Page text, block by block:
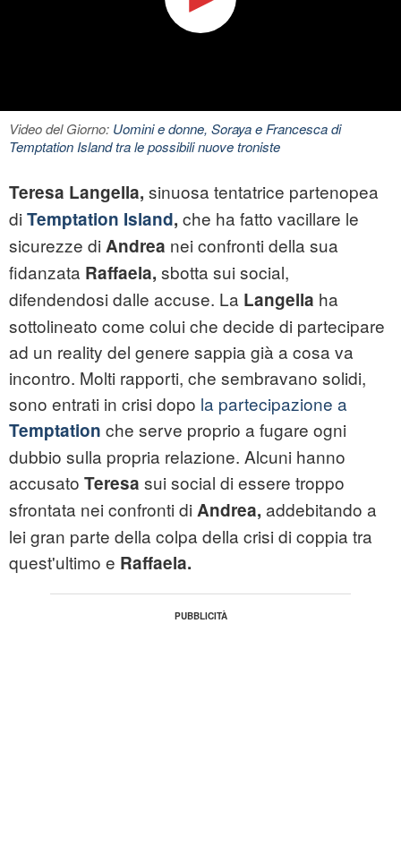
Video del Giorno: Uomini e donne, Soraya e Francesca di
Temptation Island tra le possibili nuove troniste
Teresa Langella, sinuosa tentatrice partenopea
di Temptation Island, che ha fatto vacillare le
sicurezze di Andrea nei confronti della sua
fidanzata Raffaela, sbotta sui social,
difendendosi dalle accuse. La Langella ha
sottolineato come colui che decide di partecipare
ad un reality del genere sappia già a cosa va
incontro. Molti rapporti, che sembravano solidi,
sono entrati in crisi dopo la partecipazione a
Temptation che serve proprio a fugare ogni
dubbio sulla propria relazione. Alcuni hanno
accusato Teresa sui social di essere troppo
sfrontata nei confronti di Andrea, addebitando a
lei gran parte della colpa della crisi di coppia tra
quest'ultimo e Raffaela.